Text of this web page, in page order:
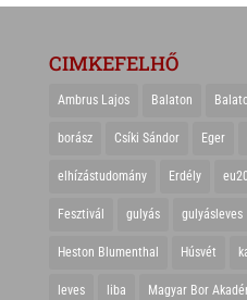
CIMKEFELHŐ
Ambrus Lajos Balaton
borász Csíki Sándor Eger
elhízástudomány Erdély
Fesztivál gulyás gulyásleves
Heston Blumenthal Húsvét
leves liba Magyar Bor